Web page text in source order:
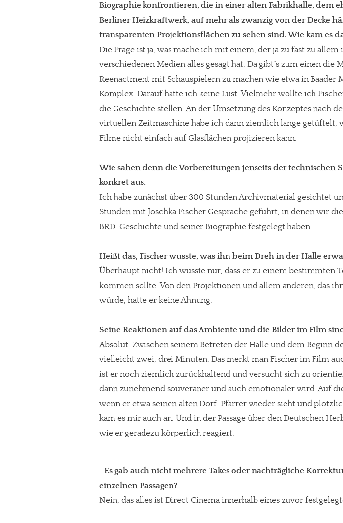
In eigener Sache
Dir gefällt unsere Arbeit?
meinesuedstadt.de finanziert sich durch Partnerprofile und Werbung. Beide
Solltest Du unsere unabhängige Berichterstattung schätzen, kannst Du uns mit
Paypal - danke@meinesuedstadt.de
JETZT SPENDEN Schon erledigt!
Biographie konfrontieren, die in einer alten Fabrikhalle, dem
Berliner Heizkraftwerk, auf mehr als zwanzig von der Decke
transparenten Projektionsflächen zu sehen sind. Wie kam es
Die Frage ist ja, was mache ich mit einem, der ja zu fast zu allem
verschiedenen Medien alles gesagt hat. Da gibt´s zum einen die
Reenactment mit Schauspielern zu machen wie etwa in Baader
Komplex. Darauf hatte ich keine Lust. Vielmehr wollte ich
die Geschichte stellen. An der Umsetzung des Konzeptes nach
virtuellen Zeitmaschine habe ich dann ziemlich lange getüftelt,
Filme nicht einfach auf Glasflächen projizieren kann.
Wie sahen denn die Vorbereitungen jenseits der technischen
konkret aus.
Ich habe zunächst über 300 Stunden Archivmaterial gesichtet
Stunden mit Joschka Fischer Gespräche geführt, in denen wir
BRD-Geschichte und seiner Biographie festgelegt haben.
Heißt das, Fischer wusste, was ihn beim Dreh in der Halle
Überhaupt nicht! Ich wusste nur, dass er zu einem bestimmten
kommen sollte. Von den Projektionen und allem anderen, das
würde, hatte er keine Ahnung.
Seine Reaktionen auf das Ambiente und die Bilder im Film
Absolut. Zwischen seinem Betreten der Halle und dem Beginn
vielleicht zwei, drei Minuten. Das merkt man Fischer im Film
ist er noch ziemlich zurückhaltend und versucht sich zu
dann zunehmend souveräner und auch emotionaler wird. Auf
wenn er etwa seinen alten Dorf-Pfarrer wieder sieht und
kam es mir auch an. Und in der Passage über den Deutschen
wie er geradezu körperlich reagiert.
Es gab auch nicht mehrere Takes oder nachträgliche
einzelnen Passagen?
Nein, das alles ist Direct Cinema innerhalb eines zuvor